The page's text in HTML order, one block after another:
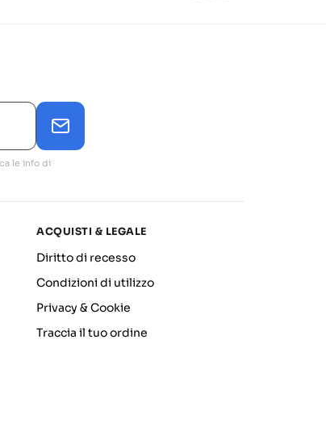
le info di
ACQUISTI & LEGALE
Diritto di recesso
Condizioni di utilizzo
Privacy & Cookie
Traccia il tuo ordine